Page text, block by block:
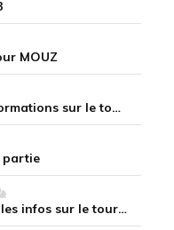
MOUZ
BLAST Open Porto : toutes les informations sur le tournoi
partie
Esports Nations Cup 2026 : toutes les infos sur le tournoi